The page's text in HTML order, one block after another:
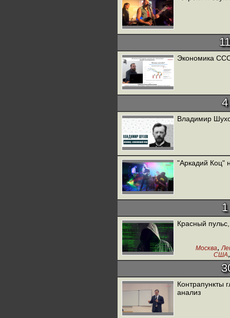
Экономика
Владимир
"Аркадий Коц"
Красный
Москва,
США
Испания,
Италия,
Контрапункты
анализ